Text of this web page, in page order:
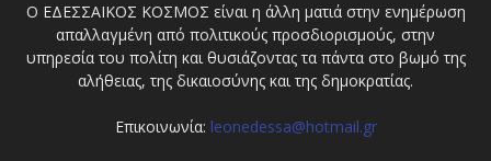
Ο ΕΔΕΣΣΑΙΚΟΣ ΚΟΣΜΟΣ είναι η άλλη ματιά στην ενημέρωση
απαλλαγμένη από πολιτικούς προσδιορισμούς, στην
υπηρεσία του πολίτη και θυσιάζοντας τα πάντα στο βωμό της
αλήθειας, της δικαιοσύνης και της δημοκρατίας.
Επικοινωνία: leonedessa@hotmail.gr